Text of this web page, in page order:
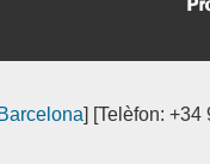
] [Telèfon: +34